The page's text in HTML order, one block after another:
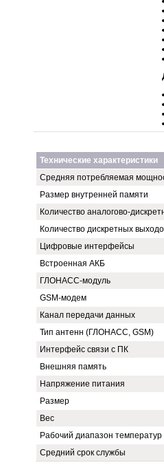
Технические характеристики
Средняя потребляемая
Размер внутренней памяти
Количество аналогово-
Количество дискретных
Цифровые интерфейсы
Встроенная АКБ
ГЛОНАСС-модуль
GSM-модем
Канал передачи данных
Тип антенн (ГЛОНАСС, GSM)
Интерфейс связи с ПК
Внешняя память
Напряжение питания
Размер
Вес
Рабочий диапазон температур
Средний срок службы